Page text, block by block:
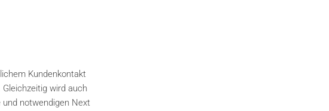
Kundenkontakt
wird auch
notwendigen Next